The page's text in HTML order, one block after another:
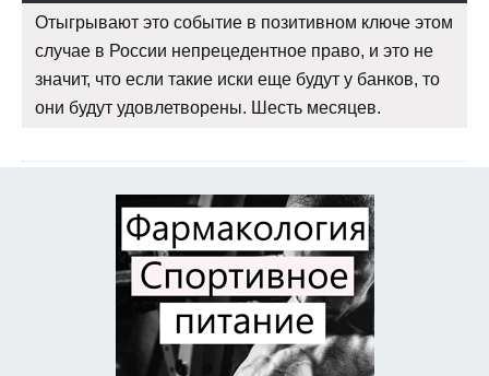
Отыгрывают это событие в позитивном ключе этом
случае в России непрецедентное право, и это не
значит, что если такие иски еще будут у банков, то
они будут удовлетворены. Шесть месяцев.